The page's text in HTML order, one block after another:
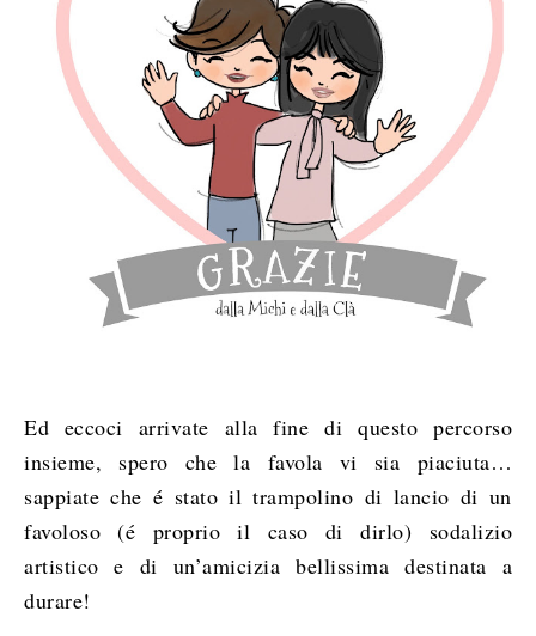
Ed eccoci arrivate alla fine di questo percorso
insieme, spero che la favola vi sia piaciuta…
sappiate che é stato il trampolino di lancio di un
favoloso (é proprio il caso di dirlo) sodalizio
artistico e di un’amicizia bellissima destinata a
durare!